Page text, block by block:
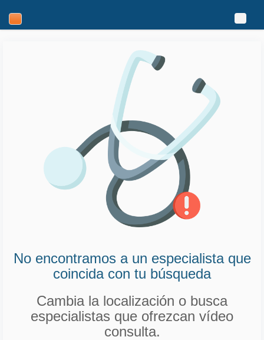
search
Toggle
No encontramos a un especialista que
coincida con tu búsqueda
Cambia la localización o busca
especialistas que ofrezcan vídeo
consulta.